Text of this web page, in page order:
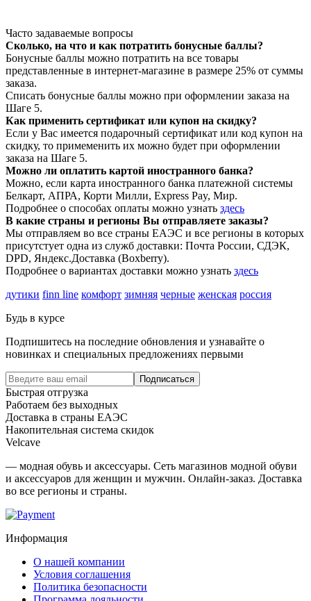
Часто задаваемые вопросы
Сколько, на что и как потратить бонусные баллы?
Бонусные баллы можно потратить на все товары
представленные в интернет-магазине в размере 25% от суммы
заказа.
Списать бонусные баллы можно при оформлении заказа на
Шаге 5.
Как применить сертификат или купон на скидку?
Если у Вас имеется подарочный сертификат или код купон на
скидку, то примеменить их можно будет при оформлении
заказа на Шаге 5.
Можно ли оплатить картой иностранного банка?
Можно, если карта иностранного банка платежной системы
Белкарт, АПРА, Корти Милли, Express Pay, Мир.
Подробнее о способах оплаты можно узнать здесь
В какие страны и регионы Вы отправляете заказы?
Мы отправляем во все страны ЕАЭС и все регионы в которых
присутстует одна из служб доставки: Почта России, СДЭК,
DPD, Яндекс.Доставка (Boxberry).
Подробнее о вариантах доставки можно узнать здесь
дутики finn line комфорт зимняя черные женская россия
Будь в курсе
Подпишитесь на последние обновления и узнавайте о
новинках и специальных предложениях первыми
Подписаться
Быстрая отгрузка
Работаем без выходных
Доставка в страны ЕАЭС
Накопительная система скидок
Velcave
— модная обувь и аксессуары. Сеть магазинов модной обуви
и аксессуаров для женщин и мужчин. Онлайн-заказ. Доставка
во все регионы и страны.
Информация
О нашей компании
Условия соглашения
Политика безопасности